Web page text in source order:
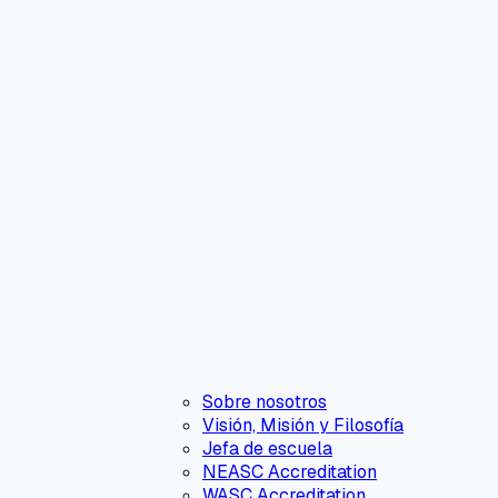
Sobre nosotros
Visión, Misión y Filosofía
Jefa de escuela
NEASC Accreditation